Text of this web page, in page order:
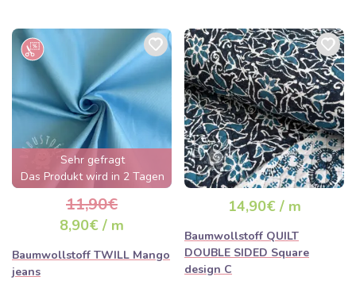
Sehr gefragt
Das Produkt wird in 2 Tagen
ausverkauft sein
11,90€
8,90€ / m
Baumwollstoff TWILL Mango
jeans
14,90€ / m
Baumwollstoff QUILT
DOUBLE SIDED Square
design C